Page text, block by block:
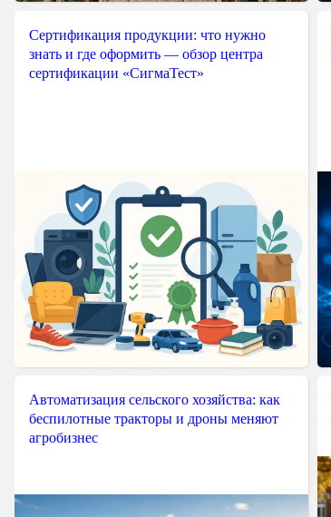
Сертификация продукции: что нужно
знать и где оформить — обзор центра
сертификации «СигмаТест»
Автоматизация сельского хозяйства: как
беспилотные тракторы и дроны меняют
агробизнес